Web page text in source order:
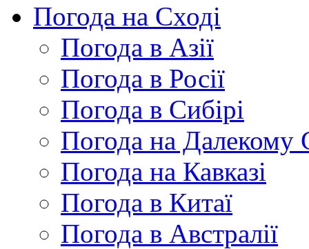
Погода на Сході
Погода в Азії
Погода в Росії
Погода в Сибірі
Погода на Далекому
Погода на Кавказі
Погода в Китаї
Погода в Австралії